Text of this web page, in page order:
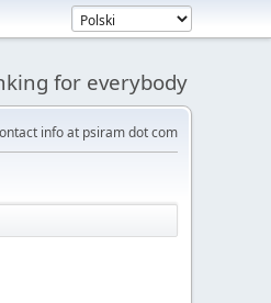
for everybody
info at psiram dot com